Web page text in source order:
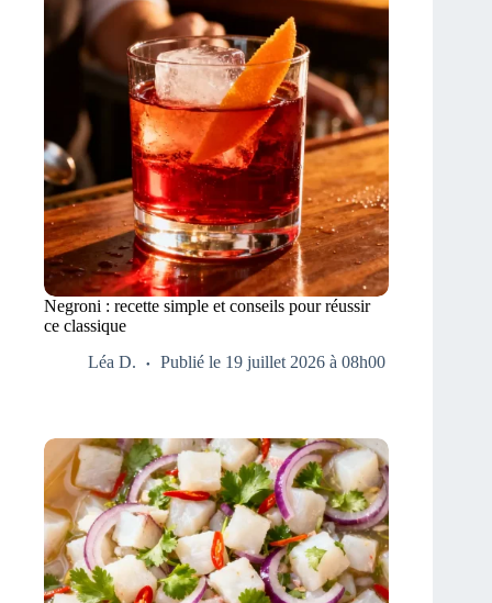
Negroni : recette simple et conseils pour réussir
ce classique
Léa D.
Publié le 19 juillet 2026 à 08h00